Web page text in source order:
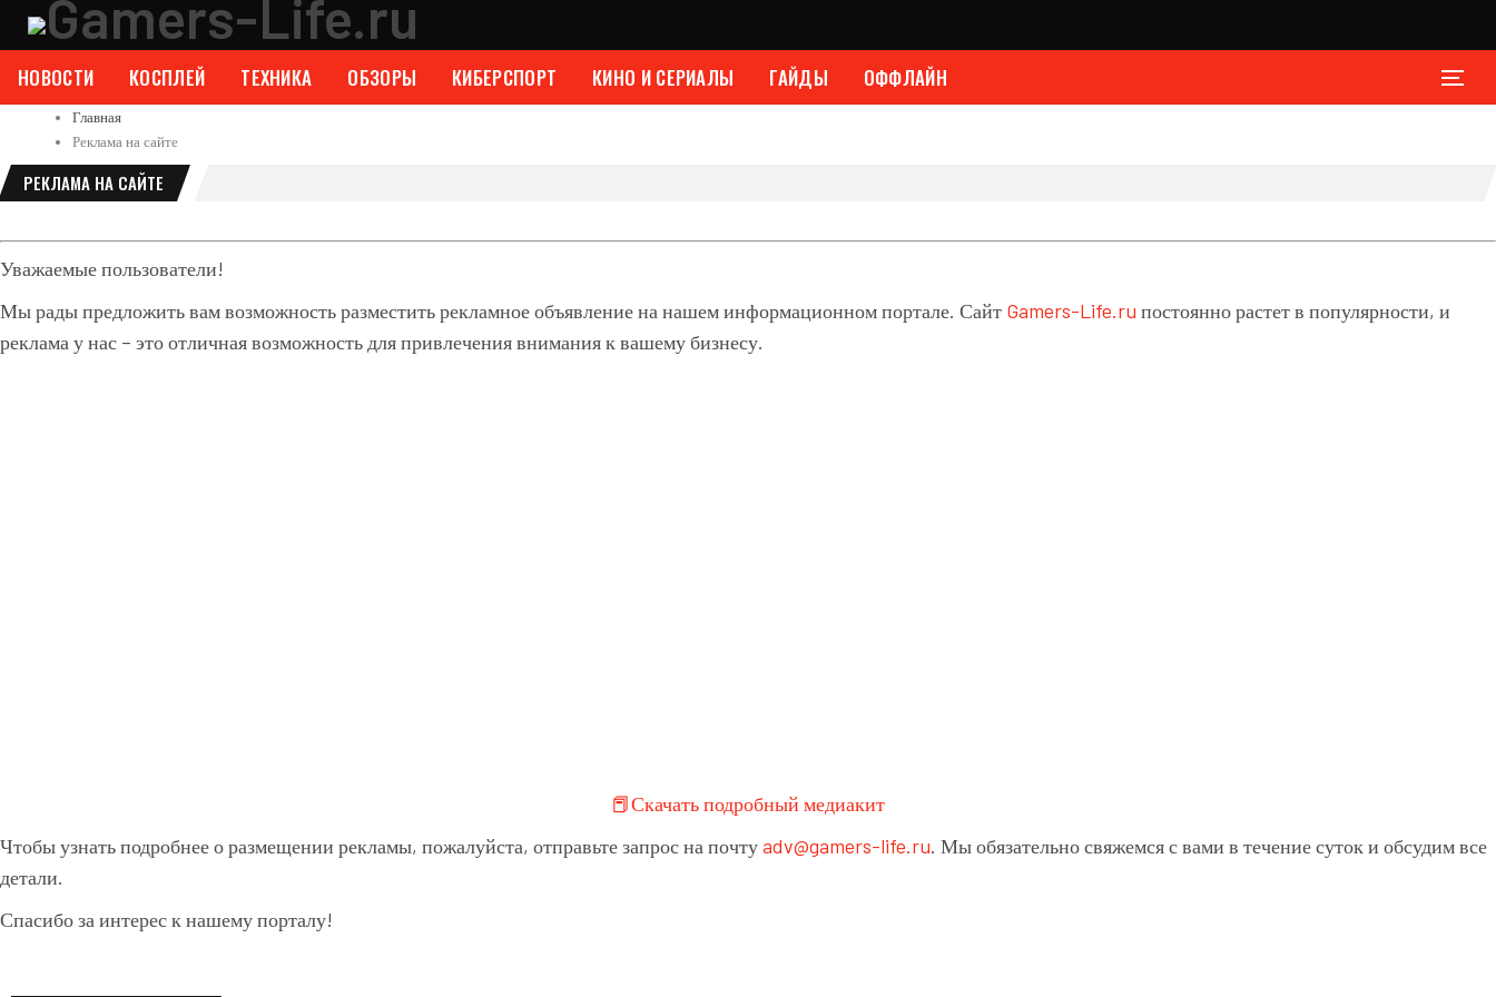
НОВОСТИ КОСПЛЕЙ ТЕХНИКА ОБЗОРЫ КИБЕРСПОРТ КИНО И СЕРИАЛЫ ГАЙДЫ ОФФЛАЙН
Главная
Реклама на сайте
РЕКЛАМА НА САЙТЕ
Уважаемые пользователи!
Мы рады предложить вам возможность разместить рекламное объявление на нашем информационном портале. Сайт Gamers-Life.ru постоянно растет в популярности, и
реклама у нас – это отличная возможность для привлечения внимания к вашему бизнесу.
📕Скачать подробный медиакит
Чтобы узнать подробнее о размещении рекламы, пожалуйста, отправьте запрос на почтуadv@gamers-life.ru. Мы обязательно свяжемся с вами в течение суток и обсудим все
детали.
Спасибо за интерес к нашему порталу!